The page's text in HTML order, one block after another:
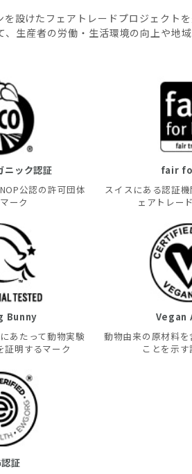
設けたフェアトレードプロジェクト
生産者の労働・生活環境の向上や地
ニック認証
公認の許可団体
ーク
fair
スイスにある認証
ェアトレー
Bunny
あたって動物実験
証明するマーク
Vegan
動物由来の原材料
ことを示
証